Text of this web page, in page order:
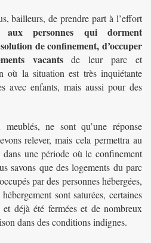
bailleurs, de prendre part à l’effort
aux personnes qui dorment
de confinement, d’occuper
vacantsde leur parc et
où la situation est très inquiétante
avec enfants, mais aussi pour des
ne sont qu’une réponse
relever, mais cela permettra au
une période où le confinement
savons que des logements du parc
par des personnes hébergées,
sont saturées, certaines
et déjà été fermées et de nombreux
dans des conditions indignes.